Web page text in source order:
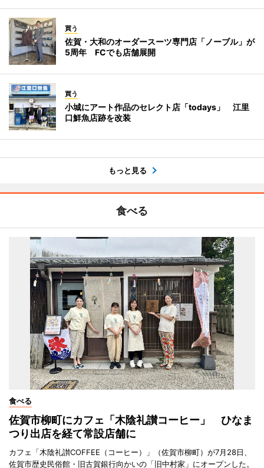
買う
佐賀・大和のオーダースーツ専門店「ノーブル」が
5周年 FCでも店舗展開
買う
小城にアート作品のセレクト店「todays」 江里
口鮮魚店跡を改装
もっと見る
食べる
食べる
佐賀市柳町にカフェ「木陰礼讃コーヒー」 ひなま
つり出店を経て常設店舗に
カフェ「木陰礼讃COFFEE（コーヒー）」（佐賀市柳町）が7月28日、
佐賀市歴史民俗館・旧古賀銀行向かいの「旧中村家」にオープンした。